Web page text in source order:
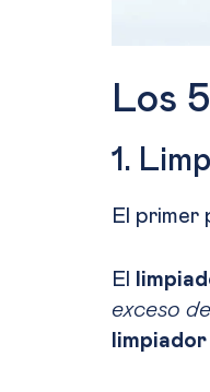
Los
1.
El primer
El
exceso
limpiador